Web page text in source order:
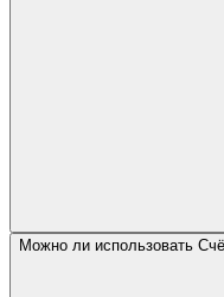
Можно ли использовать